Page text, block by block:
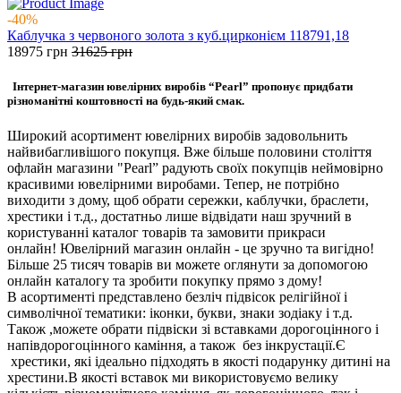
-40%
Каблучка з червоного золота з куб.цирконієм 118791,18
18975 грн 31625грн
Інтернет-магазин ювелірних виробів “Pearl” пропонує придбати
різноманітні коштовності на будь-який смак.
Широкий асортимент ювелірних виробів задовольнить
найвибагливішого покупця. Вже більше половини століття
офлайн магазини "Pearl” радують своїх покупців неймовірно
красивими ювелірними виробами. Тепер, не потрібно
виходити з дому, щоб обрати сережки, каблучки, браслети,
хрестики і т.д., достатньо лише відвідати наш зручний в
користуванні каталог товарів та замовити прикраси
онлайн! Ювелірний магазин онлайн - це зручно та вигідно!
Більше 25 тисяч товарів ви можете оглянути за допомогою
онлайн каталогу та зробити покупку прямо з дому!
В асортименті представлено безліч підвісок релігійної і
символічної тематики: іконки, букви, знаки зодіаку і т.д.
Також ,можете обрати підвіски зі вставками дорогоцінного і
напівдорогоцінного каміння, а також без інкрустації.Є
хрестики, які ідеально підходять в якості подарунку дитині на
хрестини.В якості вставок ми використовуємо велику